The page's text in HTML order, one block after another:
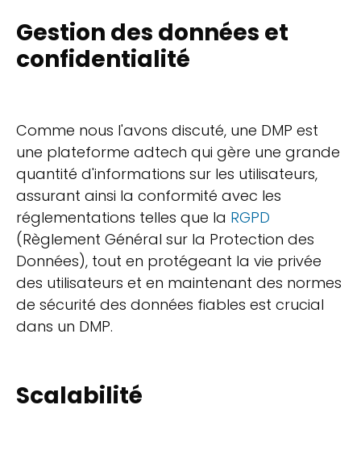
Gestion des données et
confidentialité
Comme nous l'avons discuté, une DMP est
une plateforme adtech qui gère une grande
quantité d'informations sur les utilisateurs,
assurant ainsi la conformité avec les
réglementations telles que la RGPD
(Règlement Général sur la Protection des
Données), tout en protégeant la vie privée
des utilisateurs et en maintenant des normes
de sécurité des données fiables est crucial
dans un DMP.
Scalabilité